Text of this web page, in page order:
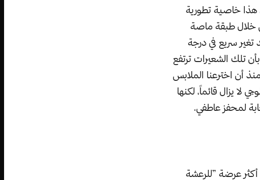
هذا خاصية تطورية
خلال طبقة ماصة
تغير سريع في درجة
تلك الشعيرات ترتفع
أن اخترعنا الملابس
لا يزال قائماً، لكنها
لمحفز عاطفي.
أكثر عرضة ”للرعشة